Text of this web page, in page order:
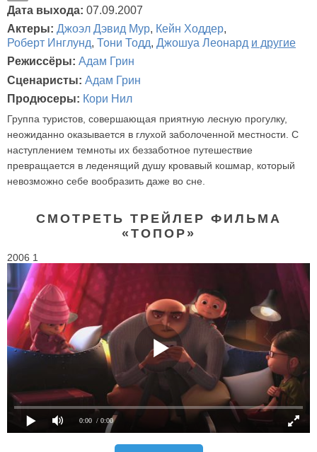
Дата выхода: 07.09.2007
Актеры: Джоэл Дэвид Мур, Кейн Ходдер,
Роберт Инглунд, Тони Тодд, Джошуа Леонард и другие
Режиссёры: Адам Грин
Сценаристы: Адам Грин
Продюсеры: Кори Нил
Группа туристов, совершающая приятную лесную прогулку,
неожиданно оказывается в глухой заболоченной местности. С
наступлением темноты их беззаботное путешествие
превращается в леденящий душу кровавый кошмар, который
невозможно себе вообразить даже во сне.
СМОТРЕТЬ ТРЕЙЛЕР ФИЛЬМА
«ТОПОР»
2006 1
0:00 / 0:00